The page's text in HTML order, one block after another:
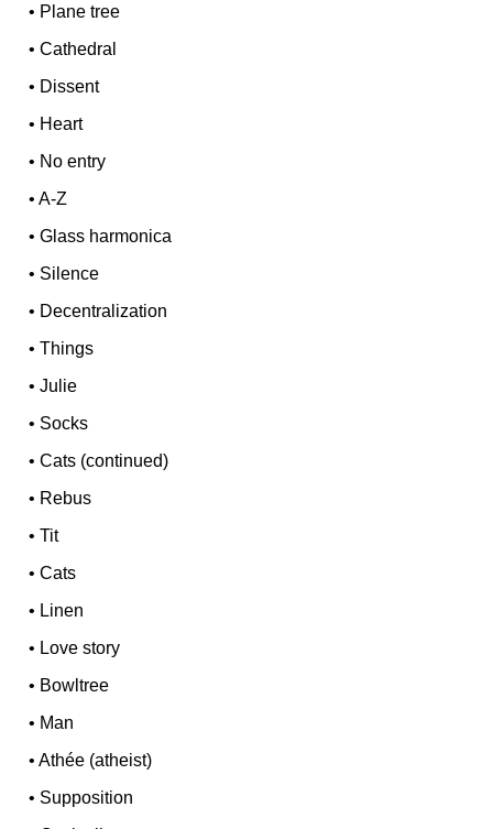
• Plane tree
•Cathedral
• Dissent
• Heart
• No entry
•A-Z
•Glass harmonica
• Silence
• Decentralization
•Things
•Julie
• Socks
•Cats (continued)
• Rebus
•Tit
•Cats
• Linen
• Love story
• Bowltree
• Man
•Athée (atheist)
• Supposition